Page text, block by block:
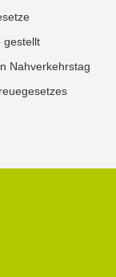
gestellt
Nahverkehrstag